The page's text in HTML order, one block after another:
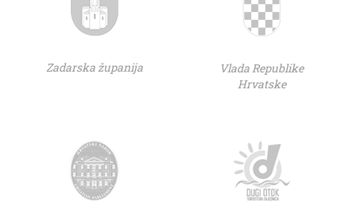
Zadarska županija
Vlada Republike
Hrvatske